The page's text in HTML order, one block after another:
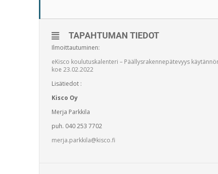
TAPAHTUMAN TIEDOT
Ilmoittautuminen:
eKisco koulutuskalenteri – Päällysrakennepätevyys
koe 23.02.2022
Lisätiedot :
Kisco Oy
Merja Parkkila
puh. 040 253 7702
merja.parkkila@kisco.fi